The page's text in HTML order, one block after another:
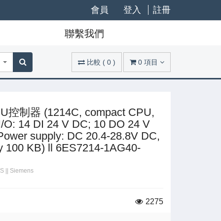
會員 登入 註冊
聯繫我們
比較 ( 0 ) 0 項目
控制器 (1214C, compact CPU,
14 DI 24 V DC; 10 DO 24 V
supply: DC 20.4-28.8V DC,
100 KB) ll 6ES7214-1AG40-
Siemens
2275